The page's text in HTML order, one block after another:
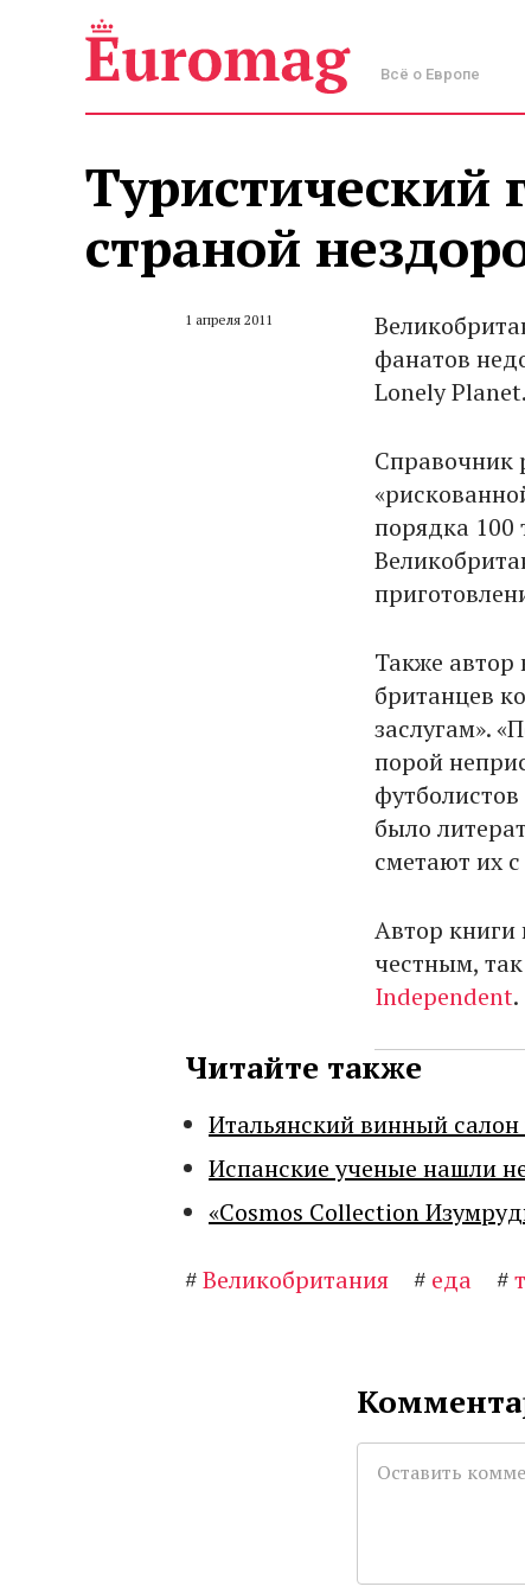
Всё о Европе
Туристический
страной
1 апреля 2011
фанатов
Lonely Planet.
Справочник
порядка 100
Также автор
британцев
заслугам».
порой
было
сметают их
Автор книги
честным,
Independent.
Читайте также
Итальянский винный
Испанские ученые нашли
«Cosmos Collection
#Великобритания # еда #